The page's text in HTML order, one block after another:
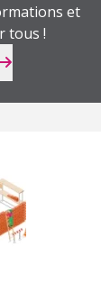
et
tous !